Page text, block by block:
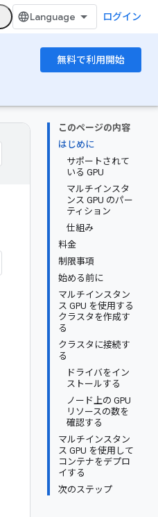
ログイン
無料で利用開始
このページの内容
はじめに
サポートされて
いる GPU
マルチインスタ
ンス GPU のパー
ティション
仕組み
料金
制限事項
始める前に
マルチインスタン
ス GPU を使用する
クラスタを作成す
る
クラスタに接続す
る
ドライバをイン
ストールする
ノード上の GPU
リソースの数を
確認する
マルチインスタン
ス GPU を使用して
コンテナをデプロ
イする
次のステップ